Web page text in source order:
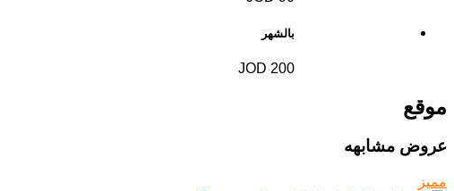
بالشهر
200 JOD
موقع
عروض مشابهه
مميز